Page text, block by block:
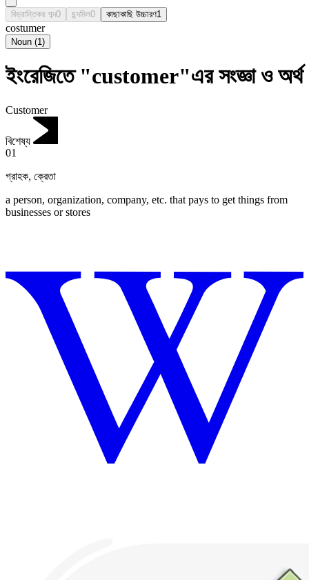
বিভ্রান্তিকর শব্দ0 ছন্দমিল0 কাছাকাছি উচ্চারণ1
costumer
Noun (1)
ইংরেজিতে "customer"এর সংজ্ঞা ও অর্থ
Customer
বিশেষ্য
01
গ্রাহক, ক্রেতা
a person, organization, company, etc. that pays to get things from
businesses or stores